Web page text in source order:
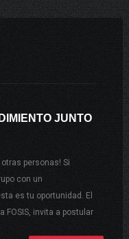
JUNTO
personas! Si
con un
es tu oportunidad. El
FOSIS, invita a postular